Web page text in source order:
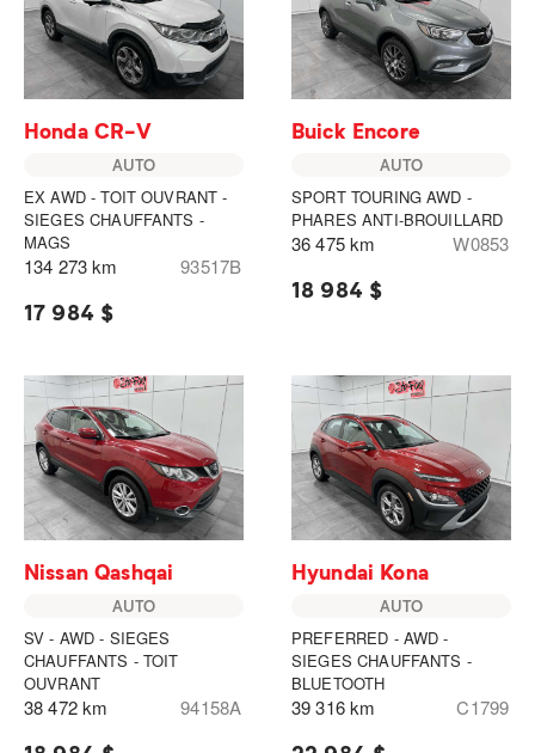
Honda CR-V
AUTO
EX AWD - TOIT OUVRANT -
SIEGES CHAUFFANTS -
MAGS
134 273 km 93517B
17 984 $
Buick Encore
AUTO
SPORT TOURING AWD -
PHARES ANTI-BROUILLARD
36 475 km W0853
18 984 $
Nissan Qashqai
AUTO
SV - AWD - SIEGES
CHAUFFANTS - TOIT
OUVRANT
38 472 km 94158A
Hyundai Kona
AUTO
PREFERRED - AWD -
SIEGES CHAUFFANTS -
BLUETOOTH
39 316 km C1799